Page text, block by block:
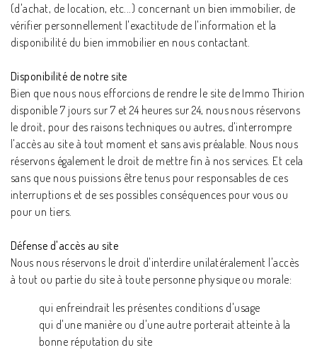
(d'achat, de location, etc...) concernant un bien immobilier, de
vérifier personnellement l'exactitude de l'information et la
disponibilité du bien immobilier en nous contactant.
Disponibilité de notre site
Bien que nous nous efforcions de rendre le site de Immo Thirion
disponible 7 jours sur 7 et 24 heures sur 24, nous nous réservons
le droit, pour des raisons techniques ou autres, d'interrompre
l'accès au site à tout moment et sans avis préalable. Nous nous
réservons également le droit de mettre fin à nos services. Et cela
sans que nous puissions être tenus pour responsables de ces
interruptions et de ses possibles conséquences pour vous ou
pour un tiers.
Défense d'accès au site
Nous nous réservons le droit d'interdire unilatéralement l'accès
à tout ou partie du site à toute personne physique ou morale:
qui enfreindrait les présentes conditions d'usage
qui d'une manière ou d'une autre porterait atteinte à la
bonne réputation du site